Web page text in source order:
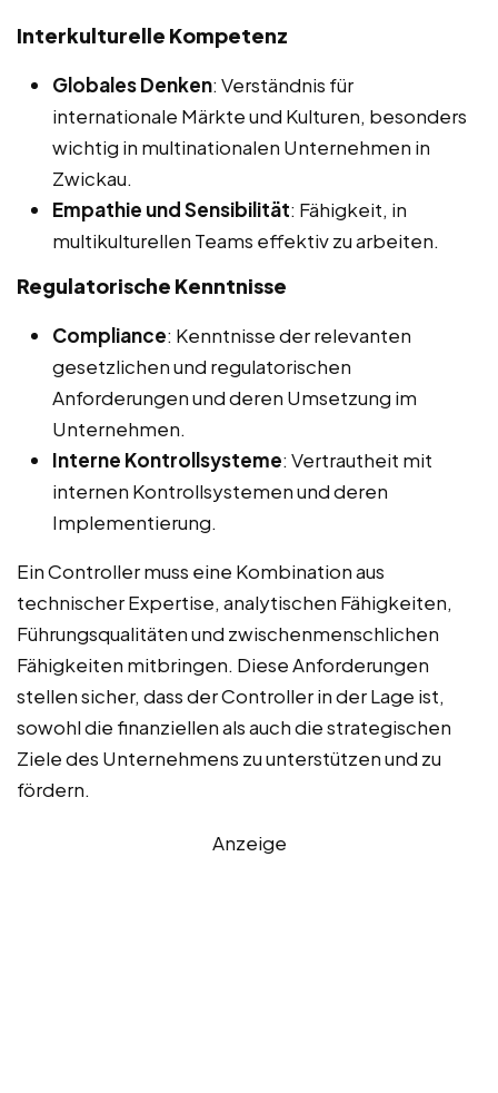
Interkulturelle Kompetenz
Globales Denken: Verständnis für
internationale Märkte und Kulturen, besonders
wichtig in multinationalen Unternehmen in
Zwickau.
Empathie und Sensibilität: Fähigkeit, in
multikulturellen Teams effektiv zu arbeiten.
Regulatorische Kenntnisse
Compliance: Kenntnisse der relevanten
gesetzlichen und regulatorischen
Anforderungen und deren Umsetzung im
Unternehmen.
Interne Kontrollsysteme: Vertrautheit mit
internen Kontrollsystemen und deren
Implementierung.
Ein Controller muss eine Kombination aus
technischer Expertise, analytischen Fähigkeiten,
Führungsqualitäten und zwischenmenschlichen
Fähigkeiten mitbringen. Diese Anforderungen
stellen sicher, dass der Controller in der Lage ist,
sowohl die finanziellen als auch die strategischen
Ziele des Unternehmens zu unterstützen und zu
fördern.
Anzeige